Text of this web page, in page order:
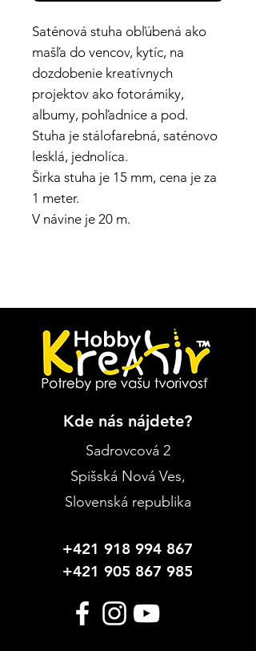
Saténová stuha obľúbená ako
mašľa do vencov, kytíc, na
dozdobenie kreatívnych
projektov ako fotorámiky,
albumy, pohľadnice a pod.
Stuha je stálofarebná, saténovo
lesklá, jednolíca.
Širka stuha je 15 mm, cena je za
1 meter.
V návine je 20 m.
Kde nás nájdete?
Sadrovcová 2
Spišská Nová Ves,
Slovenská republika
+421 918 994 867
+421 905 867 985